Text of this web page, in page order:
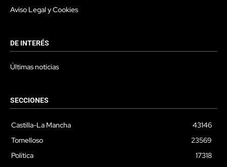
Aviso Legal y Cookies
DE INTERÉS
Últimas noticias
SECCIONES
Castilla-La Mancha
43146
Tomelloso
23569
Política
17318